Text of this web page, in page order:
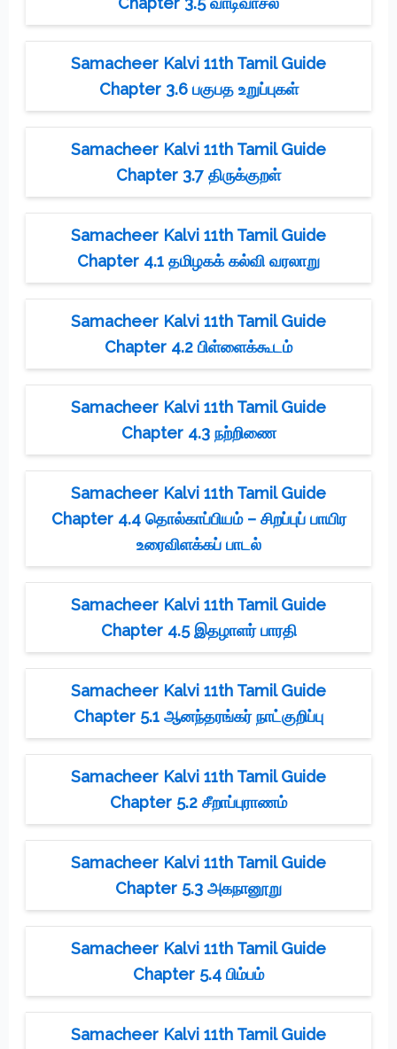
Samacheer Kalvi 11th Tamil Guide
Chapter 3.6 பகுபத உறுப்புகள்
Samacheer Kalvi 11th Tamil Guide
Chapter 3.7 திருக்குறள்
Samacheer Kalvi 11th Tamil Guide
Chapter 4.1 தமிழகக் கல்வி வரலாறு
Samacheer Kalvi 11th Tamil Guide
Chapter 4.2 பிள்ளைக்கூடம்
Samacheer Kalvi 11th Tamil Guide
Chapter 4.3 நற்றிணை
Samacheer Kalvi 11th Tamil Guide
Chapter 4.4 தொல்காப்பியம் – சிறப்புப் பாயிர
உரைவிளக்கப் பாடல்
Samacheer Kalvi 11th Tamil Guide
Chapter 4.5 இதழாளர் பாரதி
Samacheer Kalvi 11th Tamil Guide
Chapter 5.1 ஆனந்தரங்கர் நாட்குறிப்பு
Samacheer Kalvi 11th Tamil Guide
Chapter 5.2 சீறாப்புராணம்
Samacheer Kalvi 11th Tamil Guide
Chapter 5.3 அகநானூறு
Samacheer Kalvi 11th Tamil Guide
Chapter 5.4 பிம்பம்
Samacheer Kalvi 11th Tamil Guide